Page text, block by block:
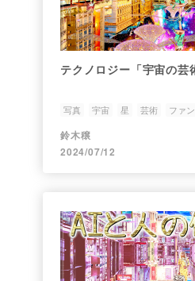
テクノロジー「宇宙の芸
写真 宇宙 星 芸術 ファ
鈴木穣
2024/07/12